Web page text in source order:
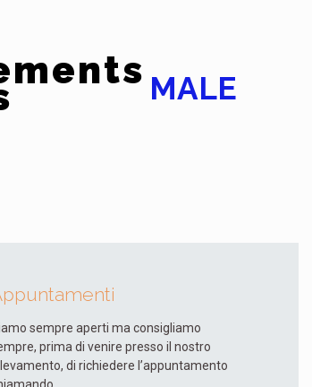
MALE
sempre aperti ma consigliamo
prima di venire presso il nostro
di richiedere l’appuntamento